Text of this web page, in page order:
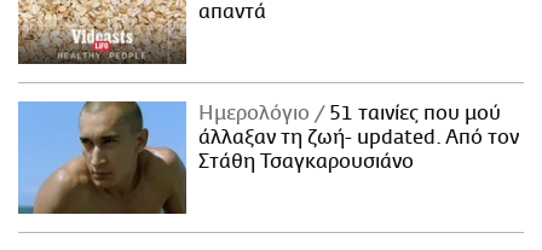
απαντά
Ημερολόγιο
51 ταινίες που μού
άλλαξαν τη ζωή- updated. Aπό τον
Στάθη Τσαγκαρουσιάνο